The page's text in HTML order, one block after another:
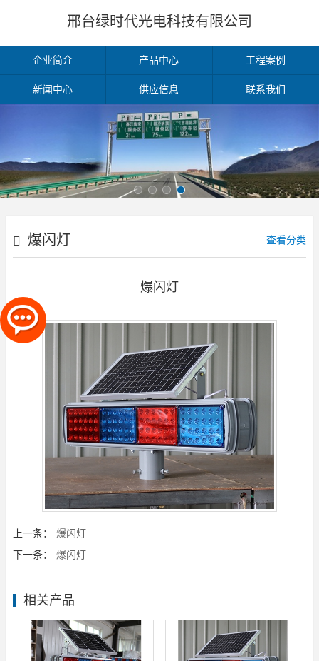
邢台绿时代光电科技有限公司
企业简介 产品中心 工程案例
新闻中心 供应信息 联系我们
爆闪灯 查看分类
爆闪灯
上一条：
爆闪灯
下一条：
爆闪灯
相关产品